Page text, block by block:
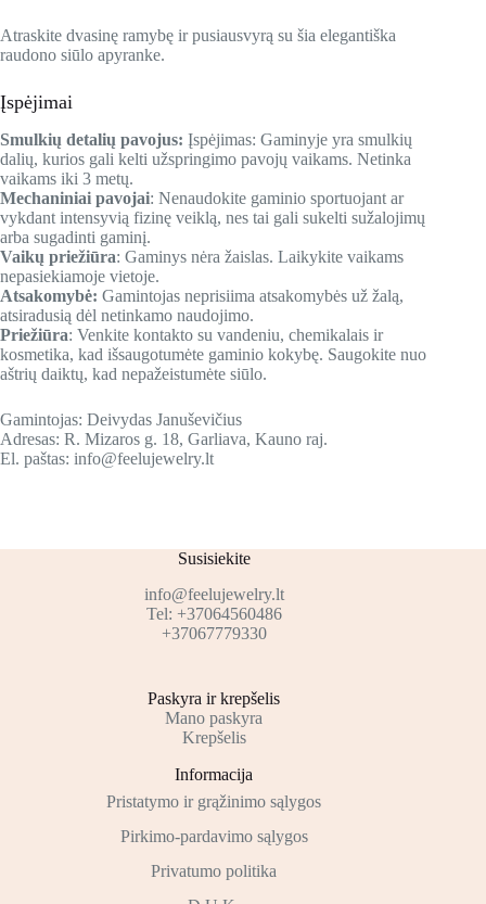
Atraskite dvasinę ramybę ir pusiausvyrą su šia elegantiška
raudono siūlo apyranke.
Įspėjimai
Smulkių detalių pavojus: Įspėjimas: Gaminyje yra smulkių
dalių, kurios gali kelti užspringimo pavojų vaikams. Netinka
vaikams iki 3 metų.
Mechaniniai pavojai: Nenaudokite gaminio sportuojant ar
vykdant intensyvią fizinę veiklą, nes tai gali sukelti sužalojimų
arba sugadinti gaminį.
Vaikų priežiūra: Gaminys nėra žaislas. Laikykite vaikams
nepasiekiamoje vietoje.
Atsakomybė: Gamintojas neprisiima atsakomybės už žalą,
atsiradusią dėl netinkamo naudojimo.
Priežiūra: Venkite kontakto su vandeniu, chemikalais ir
kosmetika, kad išsaugotumėte gaminio kokybę. Saugokite nuo
aštrių daiktų, kad nepažeistumėte siūlo.
Gamintojas: Deivydas Januševičius
Adresas: R. Mizaros g. 18, Garliava, Kauno raj.
El. paštas: info@feelujewelry.lt
Susisiekite
info@feelujewelry.lt
Tel: +37064560486
+37067779330
Paskyra ir krepšelis
Mano paskyra
Krepšelis
Informacija
Pristatymo ir grąžinimo sąlygos
Pirkimo-pardavimo sąlygos
Privatumo politika